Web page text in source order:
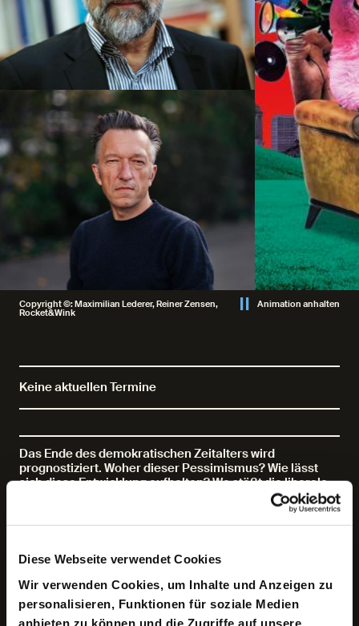
Diese Webseite verwendet Cookies
Wir verwenden Cookies, um Inhalte und Anzeigen zu
personalisieren, Funktionen für soziale Medien
anbieten zu können und die Zugriffe auf unsere
Copyright ©: Maximilian Lederer, Reiner Zensen,
Rocket&Wink
Animation anhalten
Keine aktuellen Termine
Das Ende des demokratischen Zeitalters wird
prognostiziert. Woher dieser Pessimismus? Wie lässt
sich diese Entwicklung aufhalten? Wo stößt die liberale
Demokratie an Grenzen? Wie erlangen Bürger*innen
Gemeinsinn? Lässt sich mit den langsamen
gesellschaftlichen und ökologischen
Herausforderungen begegnen? Und wie reden wir
darüber? Wie können wir uns als Gesellschaft einigen
und worauf? Auf die Gesetze, die Fakten? Aber wer
entscheidet darüber?